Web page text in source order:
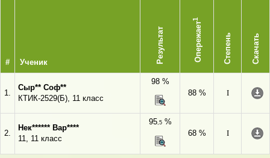
# Ученик Результат Опережает
1
Степень Скачать
1.
Сыр** Соф**
КТИК-2529(Б), 11 класс
98 %
88 %
I
2.
Нек****** Вар****
11, 11 класс
95,5%
68 %
I